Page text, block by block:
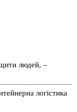
людей, –
логістика